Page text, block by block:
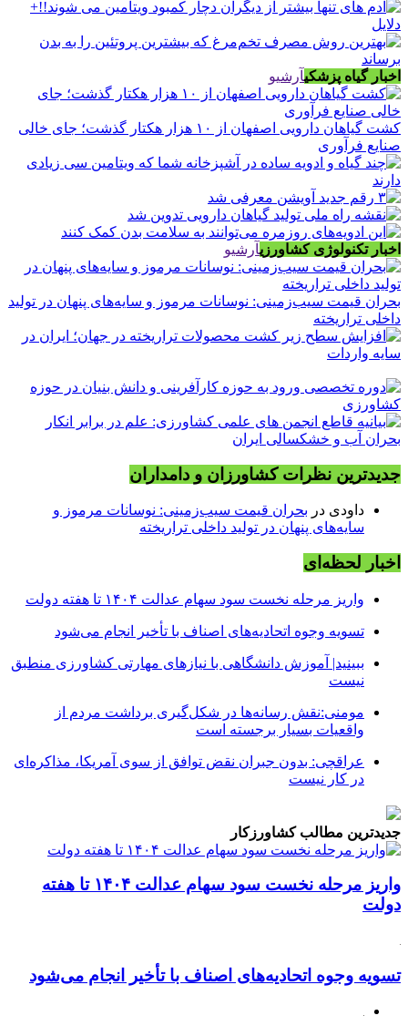
اخبار گیاه پزشکیآرشیو
کشت گیاهان دارویی اصفهان از ۱۰ هزار هکتار گذشت؛ جای خالی
صنایع فرآوری
اخبار تکنولوژی کشاورزیآرشیو
بحران قیمت سیب‌زمینی: نوسانات مرموز و سایه‌های پنهان در تولید
داخلی تراریخته
جدیدترین نظرات کشاورزان و دامداران
داودی در بحران قیمت سیب‌زمینی: نوسانات مرموز و
سایه‌های پنهان در تولید داخلی تراریخته
اخبار لحظه‌ای
واریز مرحله نخست سود سهام عدالت ۱۴۰۴ تا هفته دولت
تسویه وجوه اتحادیه‌های اصناف با تأخیر انجام می‌شود
ببینید| آموزش دانشگاهی با نیازهای مهارتی کشاورزی منطبق
نیست
مومنی:نقش رسانه‌ها در شکل‌گیری برداشت مردم از
واقعیات بسیار برجسته است
عراقچی: بدون جبران نقض توافق از سوی آمریکا، مذاکره‌ای
در کار نیست
جدیدترین مطالب کشاورزکار
واریز مرحله نخست سود سهام عدالت ۱۴۰۴ تا هفته
دولت
تسویه وجوه اتحادیه‌های اصناف با تأخیر انجام می‌شود